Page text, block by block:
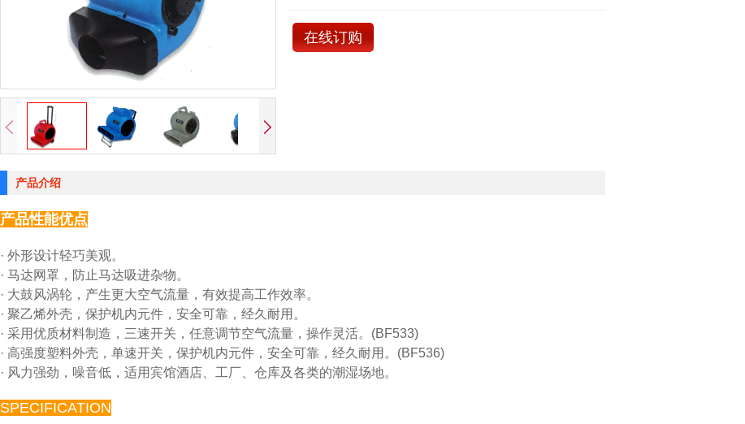
在线订购
产品介绍
产品性能优点
· 外形设计轻巧美观。
· 马达网罩，防止马达吸进杂物。
· 大鼓风涡轮，产生更大空气流量，有效提高工作效率。
· 聚乙烯外壳，保护机内元件，安全可靠，经久耐用。
· 采用优质材料制造，三速开关，任意调节空气流量，操作灵活。(BF533)
· 高强度塑料外壳，单速开关，保护机内元件，安全可靠， 经久耐用。(BF536)
· 风力强劲，噪音低，适用宾馆酒店、工厂、仓库及各类的潮湿场地。
SPECIFICATION